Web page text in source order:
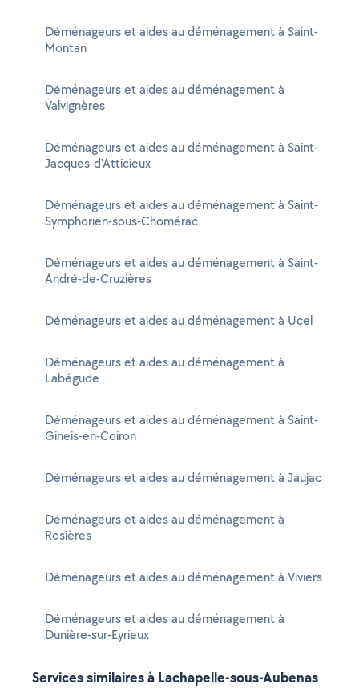
Déménageurs et aides au déménagement à Saint-
Montan
Déménageurs et aides au déménagement à
Valvignères
Déménageurs et aides au déménagement à Saint-
Jacques-d'Atticieux
Déménageurs et aides au déménagement à Saint-
Symphorien-sous-Chomérac
Déménageurs et aides au déménagement à Saint-
André-de-Cruzières
Déménageurs et aides au déménagement à Ucel
Déménageurs et aides au déménagement à
Labégude
Déménageurs et aides au déménagement à Saint-
Gineis-en-Coiron
Déménageurs et aides au déménagement à Jaujac
Déménageurs et aides au déménagement à
Rosières
Déménageurs et aides au déménagement à Viviers
Déménageurs et aides au déménagement à
Dunière-sur-Eyrieux
Services similaires à Lachapelle-sous-Aubenas